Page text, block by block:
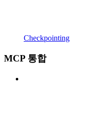
Checkpointing
MCP 통합